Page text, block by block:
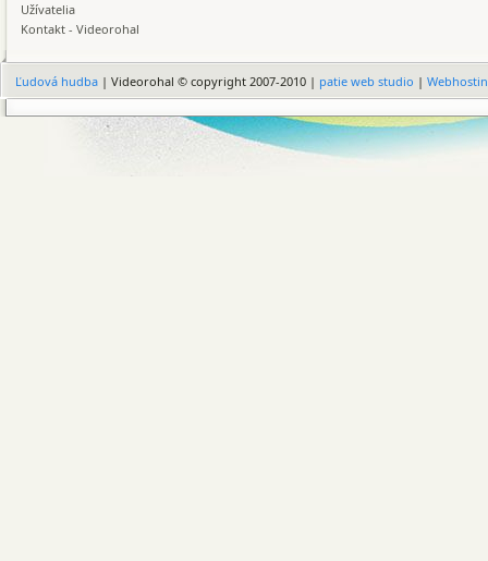
Užívatelia
Kontakt - Videorohal
Ľudová hudba | Videorohal © copyright 2007-2010 | patie web studio |